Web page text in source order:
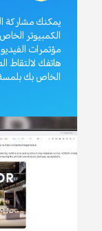
يمكنك مشاركة
الكمبيوتر
مؤتمرات
هاتفك لالتقاط
الخاص بك